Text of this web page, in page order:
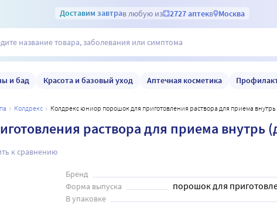
Доставим завтрав любую из 2727 аптекв Москва
и бад Красота и базовый уход Аптечная косметика
колдрекс Колдрекс юниор порошок для приготовления раствора для приема внутрь
раствора для приема внутрь
к сравнению
Бренд
Форма выпуска порошок для
В упаковке